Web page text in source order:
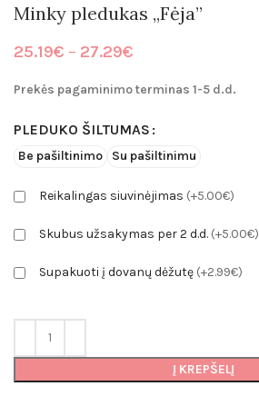
Minky pledukas „Fėja”
25.19€ – 27.29€
25.19€
27.29€
Prekės pagaminimo terminas 1-5 d.d.
PLEDUKO ŠILTUMAS
Be pašiltinimo Su pašiltinimu
Reikalingas siuvinėjimas (+5.00€)
Skubus užsakymas per 2 d.d. (+5.00€)
Supakuoti į dovanų dėžutę (+2.99€)
Į KREPŠELĮ